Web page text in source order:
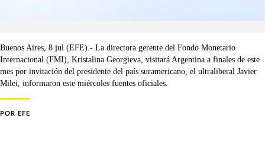
Buenos Aires, 8 jul (EFE).- La directora gerente del Fondo Monetario
Internacional (FMI), Kristalina Georgieva, visitará Argentina a finales de este
mes por invitación del presidente del país suramericano, el ultraliberal Javier
Milei, informaron este miércoles fuentes oficiales.
POR EFE